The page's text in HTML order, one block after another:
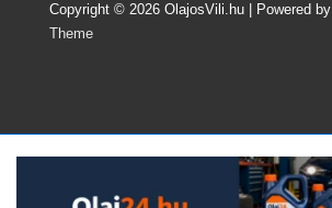
Copyright © 2026 OlajosVili.hu | Powered by
Theme